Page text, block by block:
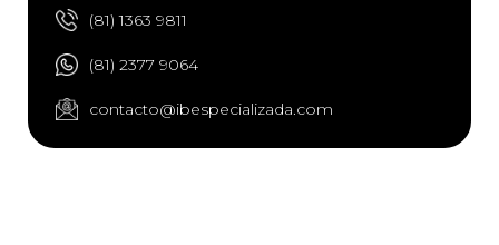
(81) 1363 9811
(81) 2377 9064
contacto@ibespecializada.com